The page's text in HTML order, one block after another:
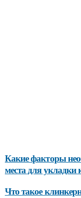
Какие факторы
места для укладки
Что такое